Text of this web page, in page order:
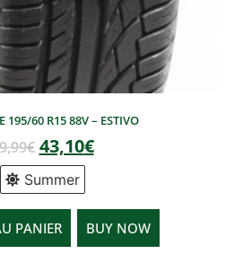
195/60 R15 88V – ESTIVO
€ 43,10€
Summer
PANIER BUY NOW